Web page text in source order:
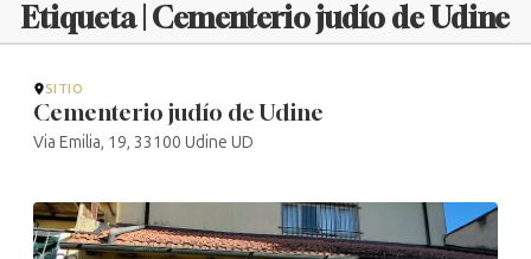
Etiqueta | Cementerio judío de Udine
SITIO
Cementerio judío de Udine
Via Emilia, 19, 33100 Udine UD